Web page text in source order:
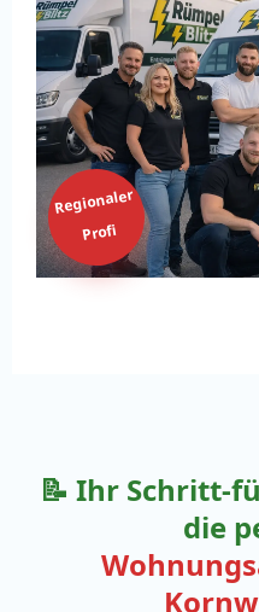
Regionaler
Profi
📝 Ihr Schritt-
die